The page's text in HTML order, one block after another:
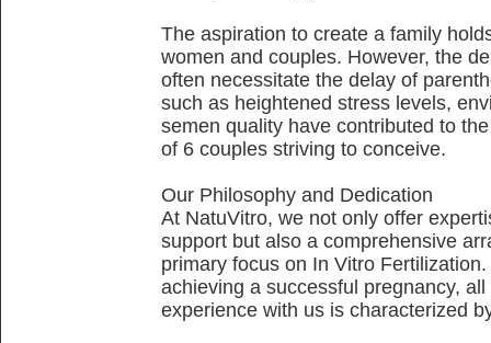
The aspiration to create a family
women and couples. However, the
often necessitate the delay of
such as heightened stress levels,
semen quality have contributed to
of 6 couples striving to conceive.
Our Philosophy and Dedication
At NatuVitro, we not only offer
support but also a comprehensive
primary focus on In Vitro
achieving a successful pregnancy,
experience with us is characterized